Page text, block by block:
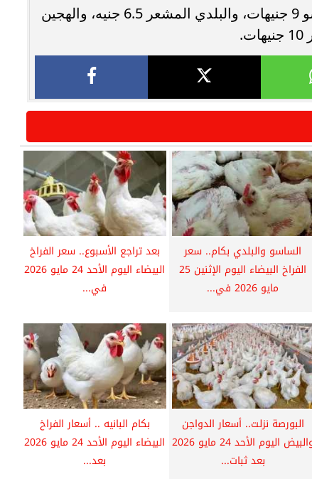
وبلغ سعر كتكوت الساسو بيور 10 جنيهات، والساسو 9 جنيهات، والبلدي المشعر 6.5 جنيه، والهجين
الساسو والبلدي بكام.. سعر
الفراخ البيضاء اليوم الإثنين 25
مايو 2026 في...
بعد تراجع الأسبوع.. سعر الفراخ
البيضاء اليوم الأحد 24 مايو 2026
في...
البورصة نزلت.. أسعار الدواجن
والبيض اليوم الأحد 24 مايو 2026
بعد ثبات...
بكام البانيه .. أسعار الفراخ
البيضاء اليوم الأحد 24 مايو 2026
بعد...